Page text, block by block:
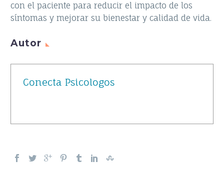
con el paciente para reducir el impacto de los
síntomas y mejorar su bienestar y calidad de vida.
Autor
Conecta Psicologos